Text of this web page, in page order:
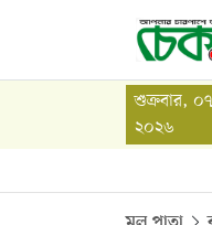
শুক্রবার,
২০২৬